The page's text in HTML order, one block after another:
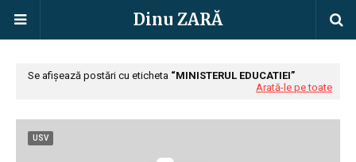
Dinu ZARĂ
Se afișează postări cu eticheta
MINISTERUL EDUCATIEI
Arată-le pe toate
USV